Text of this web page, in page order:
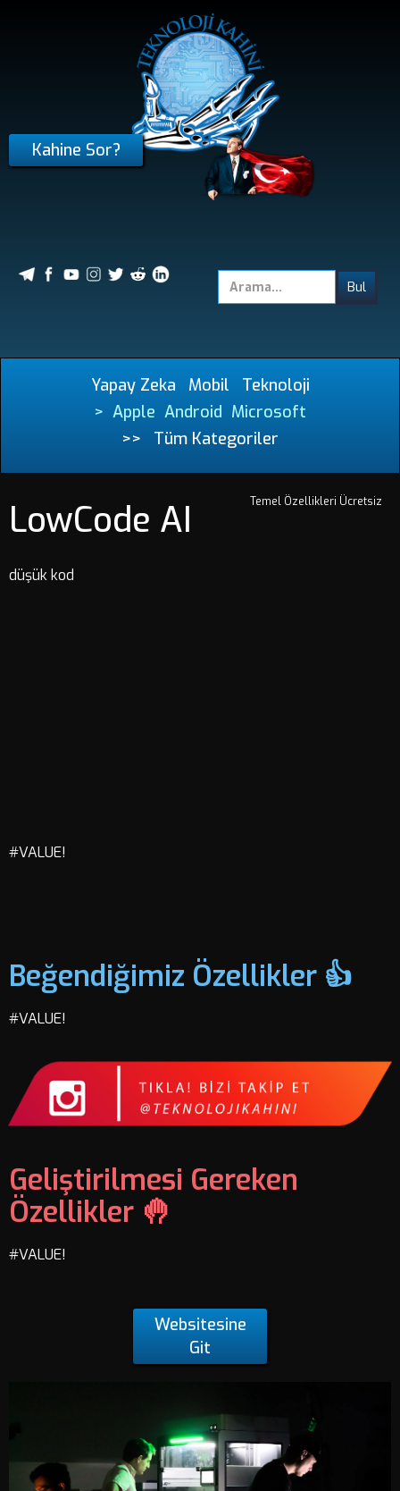
Kahine Sor?
Yapay Zeka Mobil
Teknoloji
> Apple Android Microsoft
>>
Tüm Kategoriler
LowCode AI Temel Özellikleri Ücretsiz
düşük kod
#VALUE!
Beğendiğimiz Özellikler 👍
#VALUE!
Geliştirilmesi Gereken
Özellikler 🤚
#VALUE!
Websitesine
Git